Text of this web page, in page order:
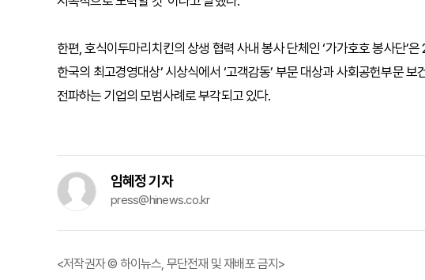
한편, 호식이두마리치킨의 상생 협력 사내 봉사 단체인 ‘가가호호 봉사단’
한국의 최고경영대상’ 시상식에서 ‘고객감동’ 부문 대상과 사회공헌부문
전파하는 기업의 모범사례로 부각되고 있다.
임혜정 기자
press@hinews.co.kr
<저작권자 © 하이뉴스, 무단전재 및 재배포 금지>